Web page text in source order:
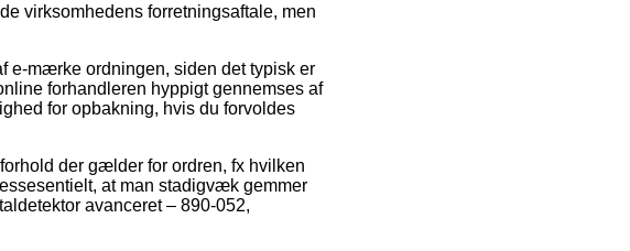
virksomhedens forretningsaftale, men
e-mærke ordningen, siden det typisk er
forhandleren hyppigt gennemses af
for opbakning, hvis du forvoldes
der gælder for ordren, fx hvilken
at man stadigvæk gemmer
avanceret – 890-052,